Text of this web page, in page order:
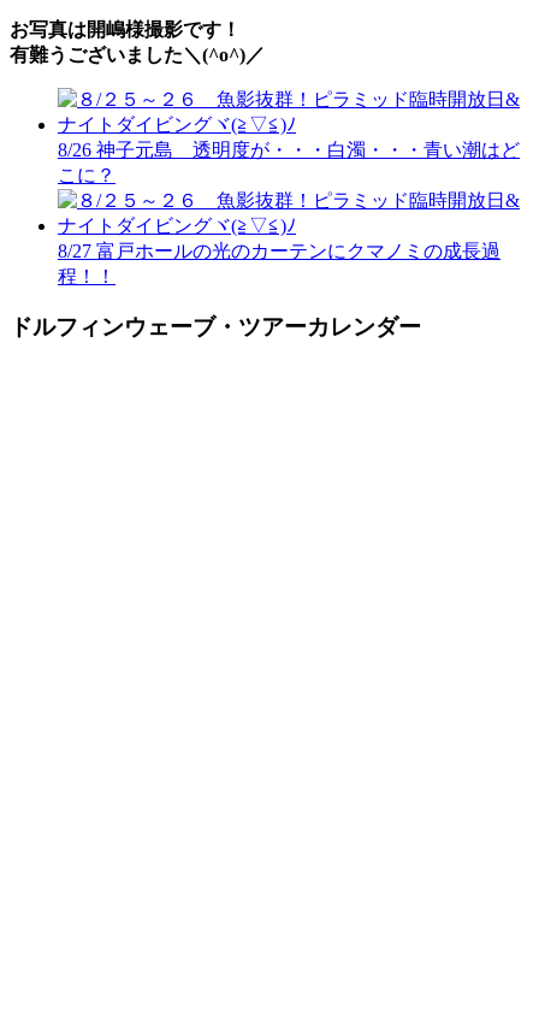
お写真は開嶋様撮影です！
有難うございました＼(^o^)／
8/26 神子元島 透明度が・・・白濁・・・青い潮はど
こに？
8/27 富戸ホールの光のカーテンにクマノミの成長過
程！！
ドルフィンウェーブ・ツアーカレンダー